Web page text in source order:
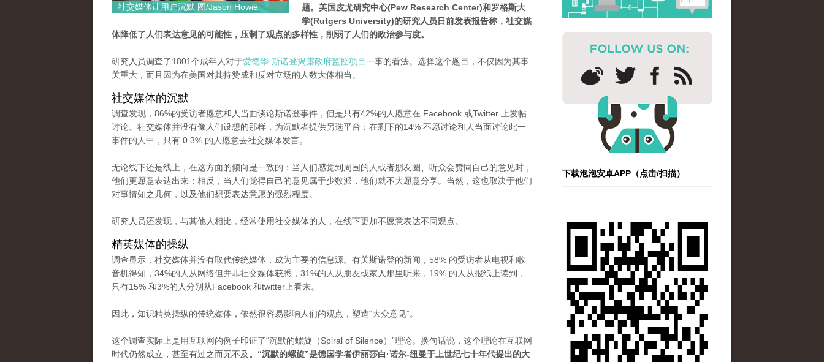
社交媒体让用户沉默 图/Jason Howie
题。美国皮尤研究中心(Pew Research Center)和罗格斯大
学(Rutgers University)的研究人员日前发表报告称，社交媒
体降低了人们表达意见的可能性，压制了观点的多样性，削弱了人们的政治参与度。
研究人员调查了1801个成年人对于爱德华·斯诺登揭露政府监控项目一事的看法。选择这个题目，不仅因为其事
关重大，而且因为在美国对其持赞成和反对立场的人数大体相当。
社交媒体的沉默
调查发现，86%的受访者愿意和人当面谈论斯诺登事件，但是只有42%的人愿意在 Facebook 或Twitter 上发帖
讨论。社交媒体并没有像人们设想的那样，为沉默者提供另选平台：在剩下的14% 不愿讨论和人当面讨论此一
事件的人中，只有 0.3% 的人愿意去社交媒体发言。
无论线下还是线上，在这方面的倾向是一致的：当人们感觉到周围的人或者朋友圈、听众会赞同自己的意见时，
他们更愿意表达出来；相反，当人们觉得自己的意见属于少数派，他们就不大愿意分享。当然，这也取决于他们
对事情知之几何，以及他们想要表达意愿的强烈程度。
研究人员还发现，与其他人相比，经常使用社交媒体的人，在线下更加不愿意表达不同观点。
精英媒体的操纵
调查显示，社交媒体并没有取代传统媒体，成为主要的信息源。有关斯诺登的新闻，58% 的受访者从电视和收
音机得知，34%的人从网络但并非社交媒体获悉，31%的人从朋友或家人那里听来，19% 的人从报纸上读到，
只有15% 和3%的人分别从Facebook 和twitter上看来。
因此，知识精英操纵的传统媒体，依然很容易影响人们的观点，塑造“大众意见”。
这个调查实际上是用互联网的例子印证了“沉默的螺旋（Spiral of Silence）”理论。换句话说，这个理论在互联网
时代仍然成立，甚至有过之而无不及。“沉默的螺旋”是德国学者伊丽莎白·诺尔-纽曼于上世纪七十年代提出的大
下载泡泡安卓APP（点击/扫描）